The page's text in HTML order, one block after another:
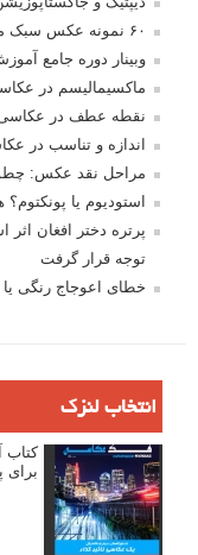
۶۰ نمونه عکس سبک ماکسیمالیسم
وبینار دوره جامع
ماکسیمالیسم در
نقطه عطف در
اندازه و تناسب در
مراحل نقد عکس:
استودیوم یا
پرتره دختر افغان
توجه قرار گرفت
خطای اعوجاج رنگی یا
انتخاب لنزک